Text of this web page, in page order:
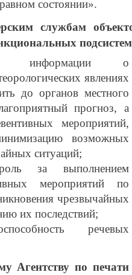
состоянии».
службам
информации о
явлениях
до органов местного
прогноз, а
мероприятий,
возможных
ситуаций;
за выполнением
мероприятий по
чрезвычайных
их последствий;
речевых
Агентству по